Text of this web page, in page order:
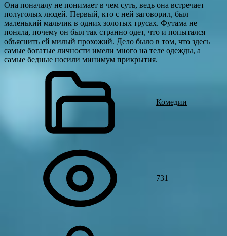
Она поначалу не понимает в чем суть, ведь она встречает
полуголых людей. Первый, кто с ней заговорил, был
маленький мальчик в одних золотых трусах. Футама не
поняла, почему он был так странно одет, что и попытался
объяснить ей милый прохожий. Дело было в том, что здесь
самые богатые личности имели много на теле одежды, а
самые бедные носили минимум прикрытия.
Комедии
731